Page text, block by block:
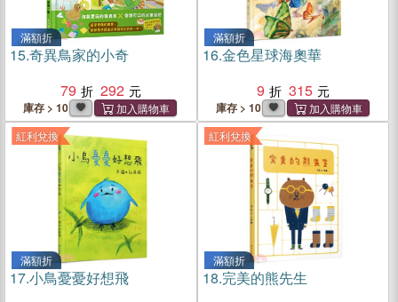
滿額折
15.奇異鳥家的小奇
79
292
庫存 > 10
滿額折
16.金色星球海奧華
9
315
庫存 > 10
紅利兌換
滿額折
17.小鳥憂憂好想飛
紅利兌換
滿額折
18.完美的熊先生